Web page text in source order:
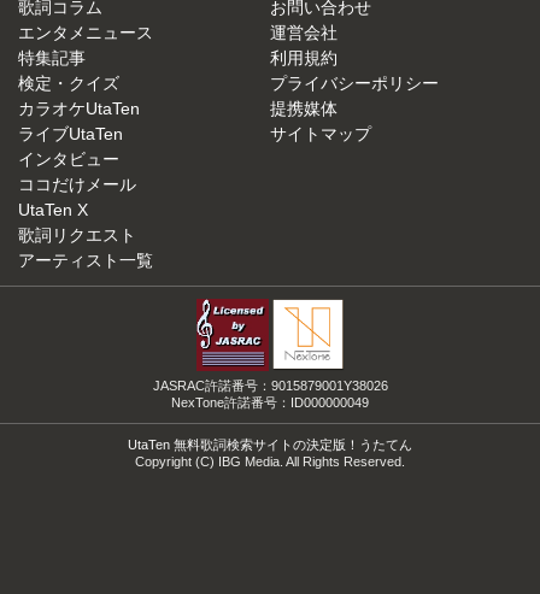
歌詞コラム
エンタメニュース
特集記事
検定・クイズ
カラオケUtaTen
ライブUtaTen
インタビュー
ココだけメール
UtaTen X
歌詞リクエスト
アーティスト一覧
お問い合わせ
運営会社
利用規約
プライバシーポリシー
提携媒体
サイトマップ
JASRAC許諾番号：9015879001Y38026
NexTone許諾番号：ID000000049
UtaTen 無料歌詞検索サイトの決定版！うたてん
Copyright (C) IBG Media. All Rights Reserved.